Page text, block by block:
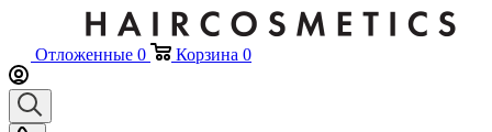
Отложенные 0 Корзина 0